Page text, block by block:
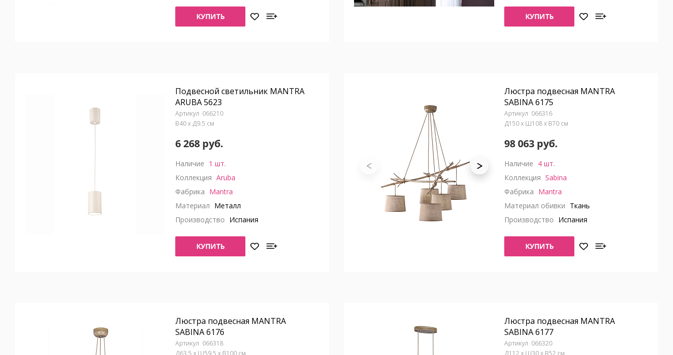
КУПИТЬ КУПИТЬ
Подвесной светильник MANTRA
ARUBA 5623
066210
В40 x Д9.5 см
6 268 руб.
Наличие 1 шт.
Коллекция Aruba
Фабрика Mantra
Материал Металл
Производство Испания
КУПИТЬ
Люстра подвесная MANTRA
SABINA 6175
066316
Д150 x Ш108 x В70 см
98 063 руб.
Наличие 4 шт.
Коллекция Sabina
Фабрика Mantra
Материал обивки Ткань
Производство Испания
КУПИТЬ
Люстра подвесная MANTRA
SABINA 6176
066318
Д63.5 x Ш59.5 x В100 см
Люстра подвесная MANTRA
SABINA 6177
066320
Д112 x Ш30 x В52 см